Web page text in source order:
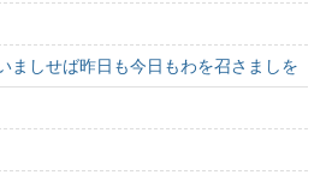
ましせば昨日も今日もわを召さましを